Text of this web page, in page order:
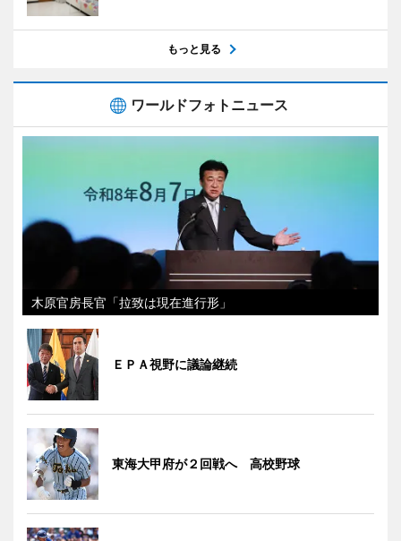
もっと見る
ワールドフォトニュース
木原官房長官「拉致は現在進行形」
ＥＰＡ視野に議論継続
東海大甲府が２回戦へ 高校野球